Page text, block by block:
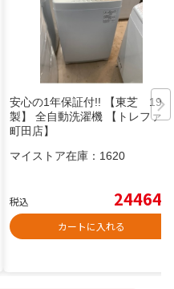
安心の1年保証付!! 【東芝 19年
製】 全自動洗濯機 【トレファク
町田店】
マイストア在庫： 1620
税込 24464
カートに入れる